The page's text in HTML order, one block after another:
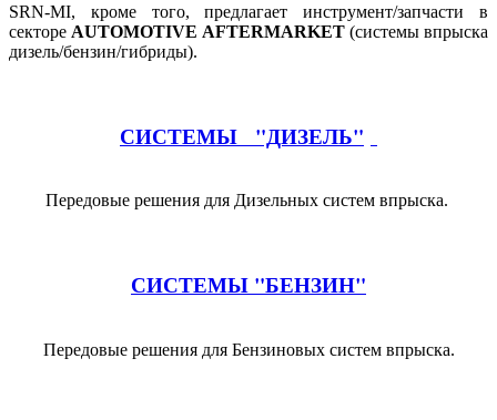
SRN-MI, кроме того, предлагает инструмент/запчасти в
секторе AUTOMOTIVE AFTERMARKET(системы впрыска
дизель/бензин/гибриды).
СИСТЕМЫ "ДИЗЕЛЬ"
Передовые решения для Дизельных систем впрыска.
СИСТЕМЫ "БЕНЗИН"
Передовые решения для Бензиновых систем впрыска.